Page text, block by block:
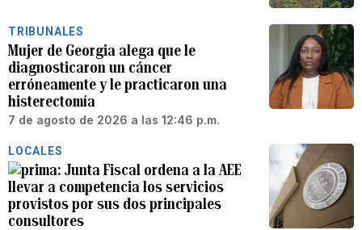
TRIBUNALES
Mujer de Georgia alega que le
diagnosticaron un cáncer
erróneamente y le practicaron una
histerectomía
7 de agosto de 2026 a las 12:46 p.m.
LOCALES
Junta Fiscal ordena a la AEE
llevar a competencia los servicios
provistos por sus dos principales
consultores